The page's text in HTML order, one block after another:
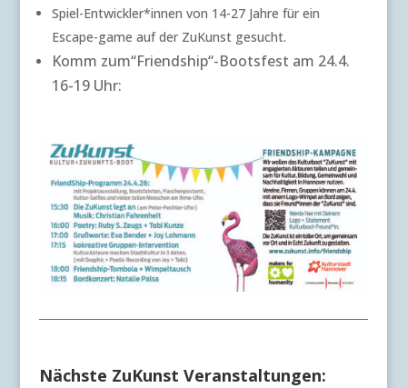
Spiel-Entwickler*innen von 14-27 Jahre für ein
Escape-game auf der ZuKunst gesucht.
Komm zum“Friendship“-Bootsfest am 24.4.
16-19 Uhr:
Nächste ZuKunst Veranstaltungen: